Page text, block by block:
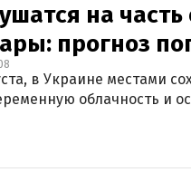
на
прогноз
в Украине местами
облачность и